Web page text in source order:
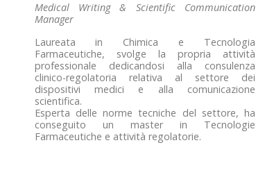
Medical Writing & Scientific Communication
Manager
Laureata in Chimica e Tecnologia
Farmaceutiche, svolge la propria attività
professionale dedicandosi alla consulenza
clinico-regolatoria relativa al settore dei
dispositivi medici e alla comunicazione
scientifica.
Esperta delle norme tecniche del settore, ha
conseguito un master in Tecnologie
Farmaceutiche e attività regolatorie.